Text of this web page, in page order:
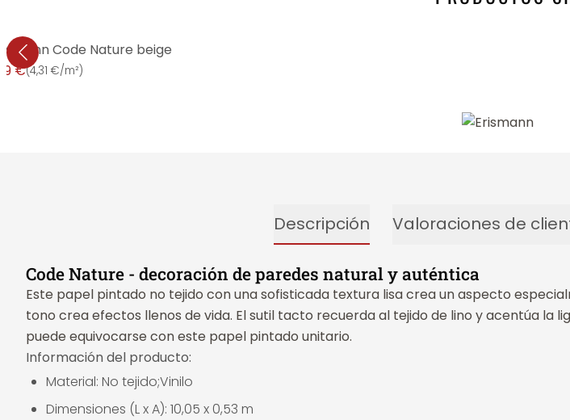
Code Nature beige
€(4,31 €/m²)
Descripción Valoraciones de
Code Nature - decoración de paredes natural y auténtica
Este papel pintado no tejido con una sofisticada textura lisa crea un aspecto
tono crea efectos llenos de vida. El sutil tacto recuerda al tejido de lino y acentúa la
puede equivocarse con este papel pintado unitario.
Información del producto:
Material: No tejido;Vinilo
Dimensiones (L x A): 10,05 x 0,53 m